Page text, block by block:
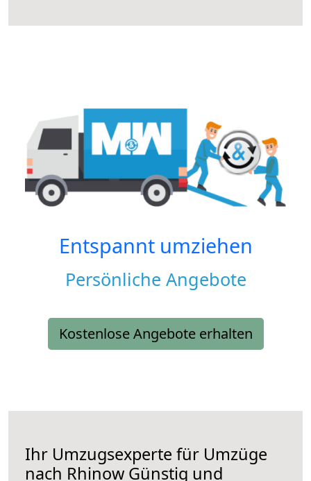
Entspannt umziehen
Persönliche Angebote
Kostenlose Angebote erhalten
Ihr Umzugsexperte für Umzüge
nach Rhinow Günstig und